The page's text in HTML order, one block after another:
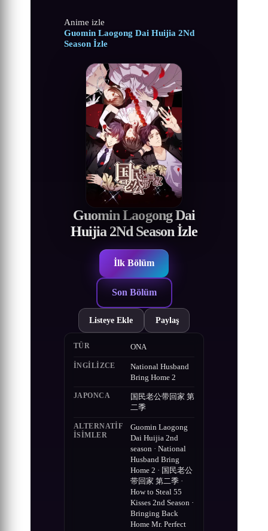
Anime izle
Guomin Laogong Dai Huijia 2Nd
Season İzle
Guomin Laogong Dai
Huijia 2Nd Season İzle
İlk Bölüm
Son Bölüm
Listeye Ekle Paylaş
TÜR ONA
İNGILIZCE
National Husband
Bring Home 2
JAPONCA
国民老公带回家 第
二季
ALTERNATIF
ISIMLER
Guomin Laogong
Dai Huijia 2nd
season · National
Husband Bring
Home 2 · 国民老公
带回家 第二季 ·
How to Steal 55
Kisses 2nd Season ·
Bringing Back
Home Mr. Perfect